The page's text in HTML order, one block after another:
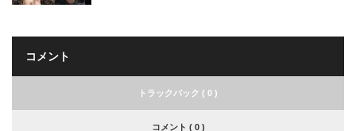
コメント
トラックバック ( 0 )
コメント ( 0 )